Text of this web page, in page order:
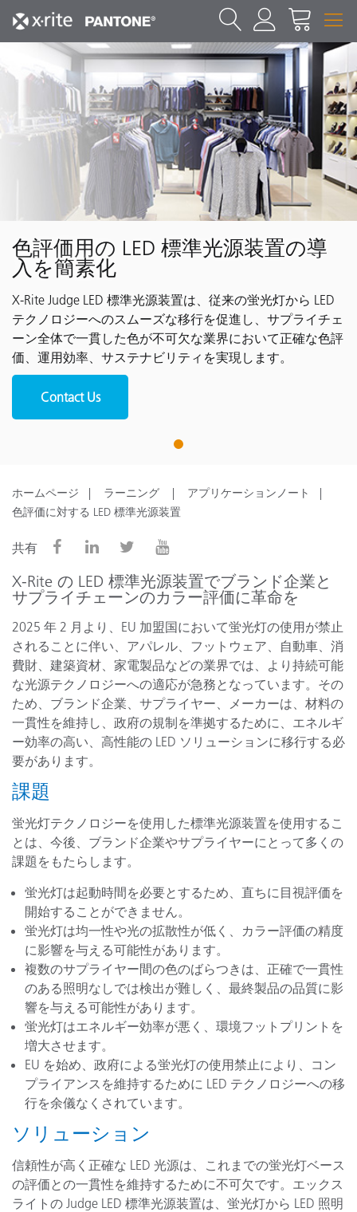
色評価用の LED 標準光源装置の導
入を簡素化
X-Rite Judge LED 標準光源装置は、従来の蛍光灯から LED
テクノロジーへのスムーズな移行を促進し、サプライチェ
ーン全体で一貫した色が不可欠な業界において正確な色評
価、運用効率、サステナビリティを実現します。
Contact Us
1
ホームページ ラーニング
アプリケーションノート
色評価に対する LED 標準光源装置
共有
X-Rite の LED 標準光源装置でブランド企業と
サプライチェーンのカラー評価に革命を
2025 年 2 月より、EU 加盟国において蛍光灯の使用が禁止
されることに伴い、アパレル、フットウェア、自動車、消
費財、建築資材、家電製品などの業界では、より持続可能
な光源テクノロジーへの適応が急務となっています。その
ため、ブランド企業、サプライヤー、メーカーは、材料の
一貫性を維持し、政府の規制を準拠するために、エネルギ
ー効率の高い、高性能の LED ソリューションに移行する必
要があります。
課題
蛍光灯テクノロジーを使用した標準光源装置を使用するこ
とは、今後、ブランド企業やサプライヤーにとって多くの
課題をもたらします。
蛍光灯は起動時間を必要とするため、直ちに目視評価を
開始することができません。
蛍光灯は均一性や光の拡散性が低く、カラー評価の精度
に影響を与える可能性があります。
複数のサプライヤー間の色のばらつきは、正確で一貫性
のある照明なしでは検出が難しく、最終製品の品質に影
響を与える可能性があります。
蛍光灯はエネルギー効率が悪く、環境フットプリントを
増大させます。
EU を始め、政府による蛍光灯の使用禁止により、コン
プライアンスを維持するために LED テクノロジーへの移
行を余儀なくされています。
ソリューション
信頼性が高く正確な LED 光源は、これまでの蛍光灯ベース
の評価との一貫性を維持するために不可欠です。エックス
ライトの Judge LED 標準光源装置は、蛍光灯から LED 照明